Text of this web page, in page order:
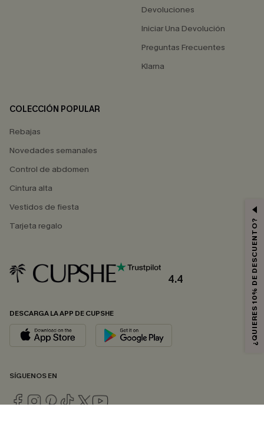
Devoluciones
Iniciar Una Devolución
Preguntas Frecuentes
Klarna
COLECCIÓN POPULAR
Rebajas
Novedades semanales
Control de abdomen
Cintura alta
Vestidos de fiesta
Tarjeta regalo
4.4
DESCARGA LA APP DE CUPSHE
SÍGUENOS EN
¿QUIERES 10% DE DESCUENTO?